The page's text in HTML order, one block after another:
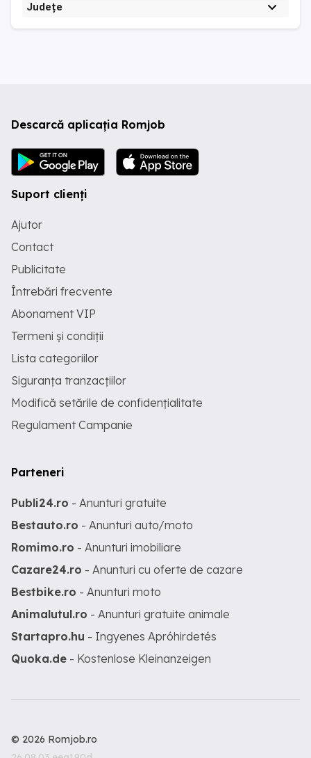
Județe
Descarcă aplicația Romjob
Suport clienți
Ajutor
Contact
Publicitate
Întrebări frecvente
Abonament VIP
Termeni și condiții
Lista categoriilor
Siguranța tranzacțiilor
Modifică setările de confidențialitate
Regulament Campanie
Parteneri
Publi24.ro - Anunturi gratuite
Bestauto.ro - Anunturi auto/moto
Romimo.ro - Anunturi imobiliare
Cazare24.ro - Anunturi cu oferte de cazare
Bestbike.ro - Anunturi moto
Animalutul.ro - Anunturi gratuite animale
Startapro.hu - Ingyenes Apróhirdetés
Quoka.de - Kostenlose Kleinanzeigen
© 2026 Romjob.ro